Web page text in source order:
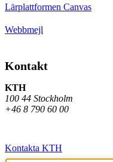
Lärplattformen Canvas
Webbmejl
Kontakt
KTH
100 44 Stockholm
+46 8 790 60 00
Kontakta KTH